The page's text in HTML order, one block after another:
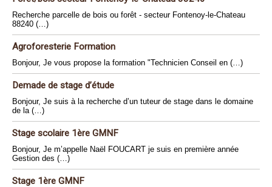
Recherche parcelle de bois ou forêt - secteur Fontenoy-le-Chateau
88240 (…)
Agroforesterie Formation
Bonjour, Je vous propose la formation "Technicien Conseil en (…)
Demade de stage d’étude
Bonjour, Je suis à la recherche d’un tuteur de stage dans le domaine
de la (…)
Stage scolaire 1ère GMNF
Bonjour, Je m’appelle Naël FOUCART je suis en première année
Gestion des (…)
Stage 1ère GMNF